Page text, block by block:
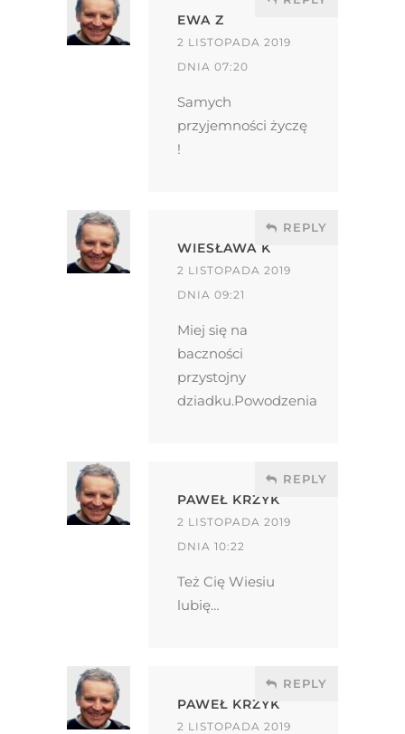
EWA Z
2 LISTOPADA 2019
DNIA 07:20
Samych
przyjemności życzę
!
WIESŁAWA K
2 LISTOPADA 2019
DNIA 09:21
REPLY
Miej się na
baczności
przystojny
dziadku.Powodzenia
PAWEŁ KRZYK
2 LISTOPADA 2019
DNIA 10:22
REPLY
Też Cię Wiesiu
lubię…
PAWEŁ KRZYK
2 LISTOPADA 2019
REPLY